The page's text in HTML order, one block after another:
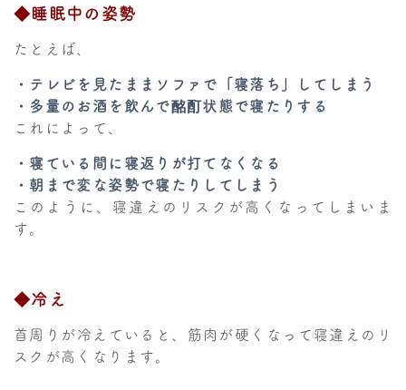
◆睡眠中の姿勢
たとえば、
・テレビを見たままソファで「寝落ち」してしまう
・多量のお酒を飲んで酩酊状態で寝たりする
これによって、
・寝ている間に寝返りが打てなくなる
・朝まで変な姿勢で寝たりしてしまう
このように、寝違えのリスクが高くなってしまいま
す。
◆冷え
首周りが冷えていると、筋肉が硬くなって寝違えのリ
スクが高くなります。